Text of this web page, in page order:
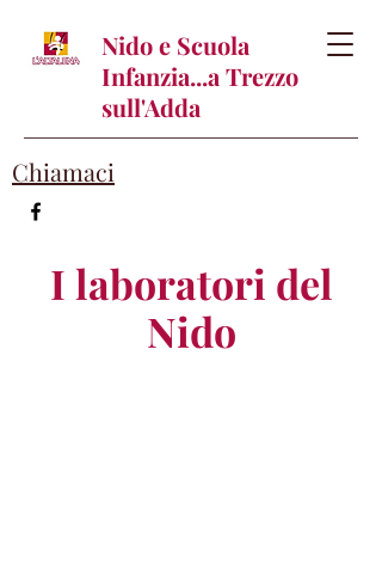
Nido e Scuola
Infanzia...a Trezzo
sull'Adda
Chiamaci
I laboratori del
Nido